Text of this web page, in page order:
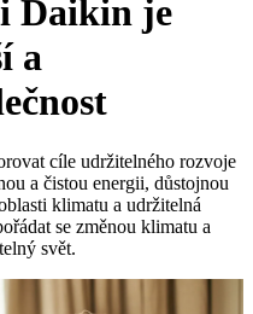
Daikin je
a
cíle udržitelného rozvoje
a čistou energii, důstojnou
klimatu a udržitelná
se změnou klimatu a
svět.